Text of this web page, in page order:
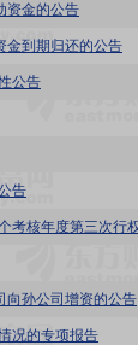
资金的公告
金到期归还的公告
公告
告
向孙公司增资的公告
况的专项报告